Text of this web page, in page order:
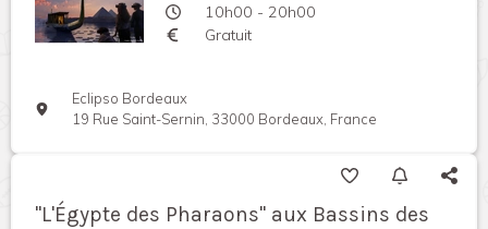
10h00 - 20h00
Gratuit
Eclipso Bordeaux
19 Rue Saint-Sernin, 33000 Bordeaux, France
"L'Égypte des Pharaons" aux Bassins des